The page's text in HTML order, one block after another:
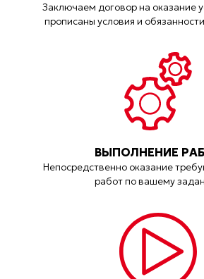
Заключаем договор на оказание
прописаны условия и
ВЫПОЛНЕНИЕ
Непосредственно оказание
работ по вашему